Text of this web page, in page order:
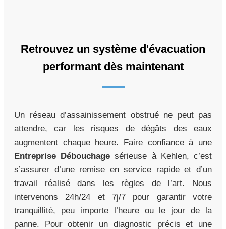
Retrouvez un système d'évacuation
performant dès maintenant
Un réseau d’assainissement obstrué ne peut pas
attendre, car les risques de dégâts des eaux
augmentent chaque heure. Faire confiance à une
Entreprise Débouchage sérieuse à Kehlen, c’est
s’assurer d’une remise en service rapide et d’un
travail réalisé dans les règles de l’art. Nous
intervenons 24h/24 et 7j/7 pour garantir votre
tranquillité, peu importe l’heure ou le jour de la
panne. Pour obtenir un diagnostic précis et une